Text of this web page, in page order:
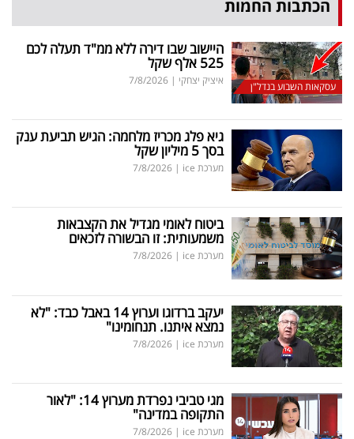
הכתבות החמות
עסקאות השבוע בנדל"ן
היישוב שבו דירה ללא ממ"ד תעלה לכם
525 אלף שקל
איציק יצחקי |
7/8/2026
גיא פלג מכריז מלחמה: הגיש תביעת ענק
בסך 5 מיליון שקל
מערכת ice |
7/8/2026
ביטוח לאומי מגדיל את הקצבאות
משמעותית: זו הבשורה לזכאים
מערכת ice |
7/8/2026
יעקב ברדוגו וערוץ 14 באבל כבד: "לא
נמצא איתנו. תנחומינו"
מערכת ice |
7/8/2026
מגי טביבי נפרדת מערוץ 14: "לאור
התקופה במדינה"
מערכת ice |
7/8/2026